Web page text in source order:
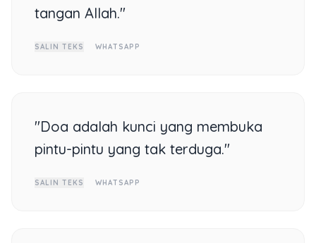
tangan Allah."
SALIN TEKS WHATSAPP
"Doa adalah kunci yang membuka
pintu-pintu yang tak terduga."
SALIN TEKS WHATSAPP